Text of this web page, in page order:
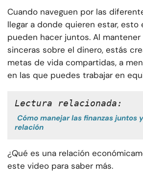
Cuando naveguen por las
llegar a donde quieren estar, esto
pueden hacer juntos. Al
sinceras sobre el dinero, estás
metas de vida compartidas, a
en las que puedes trabajar en
Lectura relacionada:
Cómo manejar las finanzas juntos
relación
¿Qué es una relación
este video para saber más.